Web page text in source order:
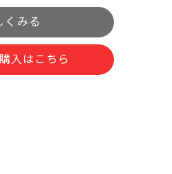
くみる
入はこちら